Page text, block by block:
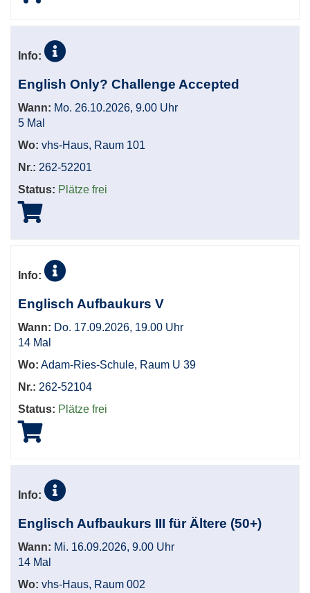
Info:
English Only? Challenge Accepted
Wann: Mo. 26.10.2026, 9.00 Uhr
5 Mal
Wo: vhs-Haus, Raum 101
Nr.: 262-52201
Status: Plätze frei
Info:
Englisch Aufbaukurs V
Wann: Do. 17.09.2026, 19.00 Uhr
14 Mal
Wo: Adam-Ries-Schule, Raum U 39
Nr.: 262-52104
Status: Plätze frei
Info:
Englisch Aufbaukurs III für Ältere (50+)
Wann: Mi. 16.09.2026, 9.00 Uhr
14 Mal
Wo: vhs-Haus, Raum 002